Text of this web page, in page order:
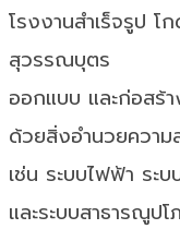
โรงงานสำเร็จรูป โ
สุวรรณบุตร
ออกแบบ และก่อสร้
ด้วยสิ่งอำนวยความ
เช่น ระบบไฟฟ้า ระ
และระบบสาธารณูป